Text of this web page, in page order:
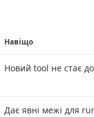
Навіщо
Новий tool не стає
Дає явні межі для